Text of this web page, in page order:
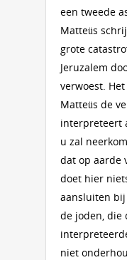
een tweede
Matteüs
grote
Jeruzalem
verwoest.
Matteüs de
interpreteert
u zal
dat op aarde
doet hier
aansluiten
de joden, die
niet